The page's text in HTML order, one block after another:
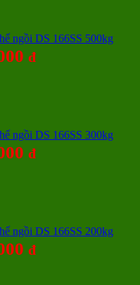
ngồi DS 166SS 500kg
đ
ngồi DS 166SS 300kg
đ
ngồi DS 166SS 200kg
đ